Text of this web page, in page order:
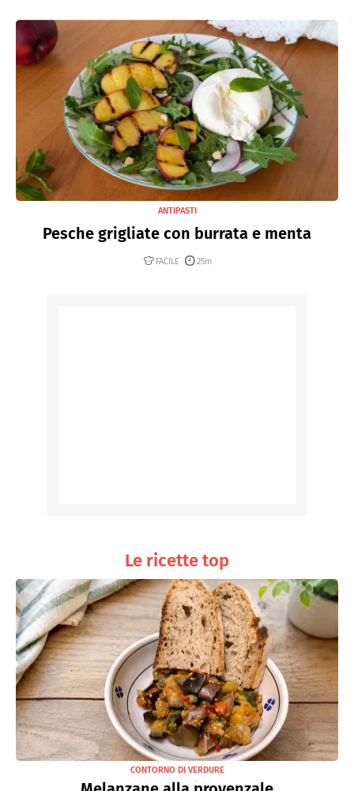
ANTIPASTI
Pesche grigliate con burrata e menta
FACILE 25m
Le ricette top
CONTORNO DI VERDURE